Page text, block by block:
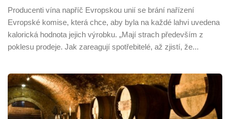
Producenti vína napříč Evropskou unií se brání nařízení
Evropské komise, která chce, aby byla na každé lahvi uvedena
kalorická hodnota jejich výrobku. „Mají strach především z
poklesu prodeje. Jak zareagují spotřebitelé, až zjistí, že...